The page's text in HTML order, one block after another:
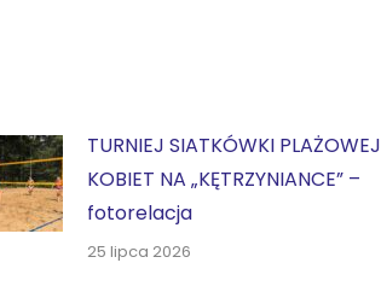
TURNIEJ SIATKÓWKI PLAŻOWEJ
KOBIET NA „KĘTRZYNIANCE” –
fotorelacja
25 lipca 2026